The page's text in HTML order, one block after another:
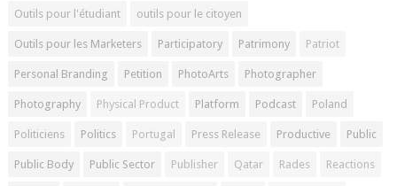
Outils pour l'étudiant outils pour le citoyen
Outils pour les Marketers Participatory Patrimony Patriot
Personal Branding Petition PhotoArts Photographer
Photography Physical Product Platform Podcast Poland
Politiciens Politics Portugal Press Release Productive Public
Public Body Public Sector Publisher Qatar Rades Reactions